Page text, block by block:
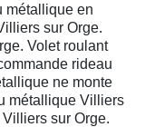
métallique en
sur Orge.
Volet roulant
rideau
ne monte
métallique Villiers
sur Orge.